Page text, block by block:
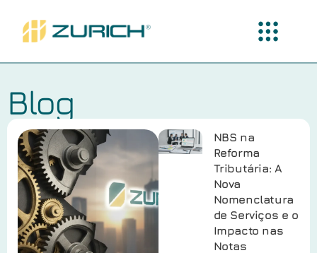
Blog
NBS na
Reforma
Tributária: A
Nova
Nomenclatura
de Serviços e o
Impacto nas
Notas